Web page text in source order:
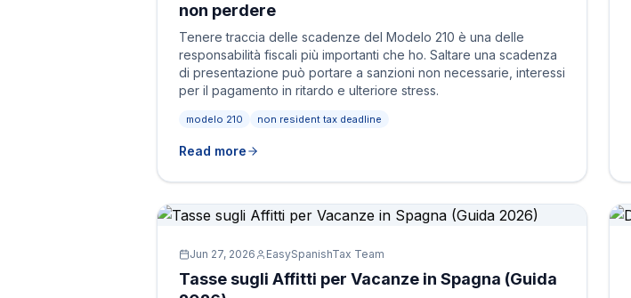
non perdere
Tenere traccia delle scadenze del Modelo 210 è una delle
responsabilità fiscali più importanti che ho. Saltare una scadenza
di presentazione può portare a sanzioni non necessarie, interessi
per il pagamento in ritardo e ulteriore stress.
modelo 210 non resident tax deadline
Read more
Jun 27, 2026 EasySpanishTax Team
Tasse sugli Affitti per Vacanze in Spagna (Guida